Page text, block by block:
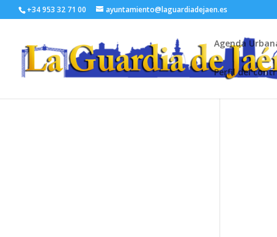
+34 953 32 71 00 ayuntamiento@laguardiadejaen.es
Agenda
Perfil del